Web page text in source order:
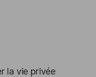
la vie privée